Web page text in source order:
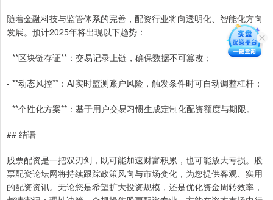
随着金融科技与监管体系的完善，配资行业将向透明化、智能化方向
发展。预计2025年将出现以下趋势：
- **区块链存证**：交易记录上链，确保数据不可篡改；
- **动态风控**：AI实时监测账户风险，触发条件时可自动调整杠杆；
- **个性化方案**：基于用户交易习惯生成定制化配资额度与期限。
## 结语
股票配资是一把双刃剑，既可能加速财富积累，也可能放大亏损。股
票配资论坛网将持续跟踪政策风向与市场变化，为您提供客观、实用
的配资资讯。无论您是希望扩大投资规模，还是优化资金周转效率，